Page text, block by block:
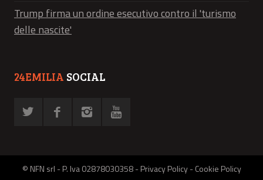
Trump firma un ordine esecutivo contro il 'turismo
delle nascite'
24EMILIA SOCIAL
© NFN srl - P. Iva 02878030358 -Privacy Policy-Cookie Policy